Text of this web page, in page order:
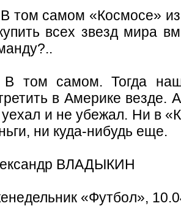
том самом «Космосе»
всех звезд мира
том самом. Тогда
в Америке везде.
и не убежал. Ни в
ни куда-нибудь еще.
ВЛАДЫКИН
«Футбол»,